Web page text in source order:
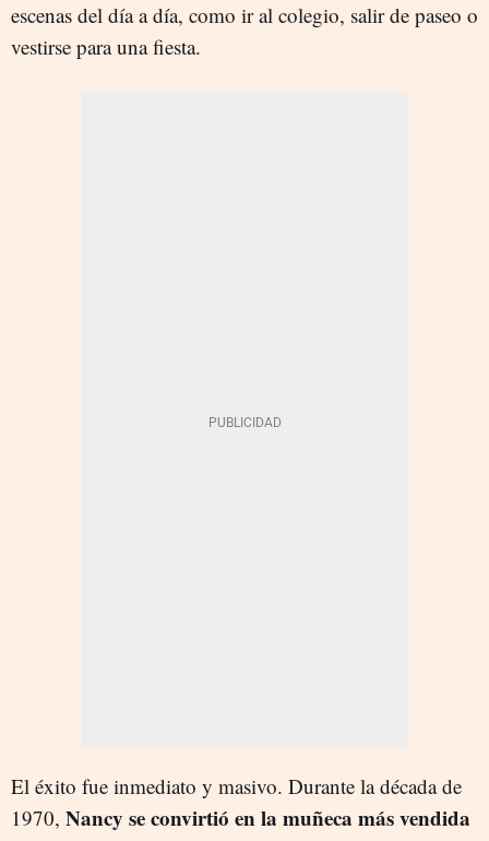
escenas del día a día, como ir al colegio, salir de paseo o
vestirse para una fiesta.
El éxito fue inmediato y masivo. Durante la década de
1970, Nancy se convirtió en la muñeca más vendida